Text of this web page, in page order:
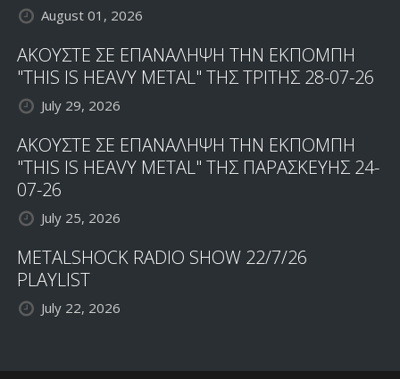
August 01, 2026
ΑΚΟΥΣΤΕ ΣΕ ΕΠΑΝΑΛΗΨΗ ΤΗΝ ΕΚΠΟΜΠΗ
"THIS IS HEAVY METAL" ΤΗΣ ΤΡΙΤΗΣ 28-07-26
July 29, 2026
ΑΚΟΥΣΤΕ ΣΕ ΕΠΑΝΑΛΗΨΗ ΤΗΝ ΕΚΠΟΜΠΗ
"THIS IS HEAVY METAL" ΤΗΣ ΠΑΡΑΣΚΕΥΗΣ 24-
07-26
July 25, 2026
METALSHOCK RADIO SHOW 22/7/26
PLAYLIST
July 22, 2026